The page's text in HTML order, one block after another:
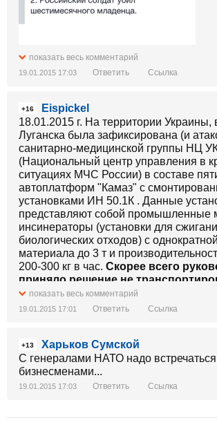
показать весь комментарий
19.01.2015 17:03 Ответить Ссылка
+16
Eispickel
18.01.2015 г. На территории Украины,
Луганска была зафиксирована (и
санитарно-медицинской группы НЦ
(Национальный центр управления в
ситуациях МЧС России) в составе
автоплатформ "Камаз" с
установками ИН 50.1К . Данные
представляют собой промышленные
инсинераторы (установки для
биологических отходов) с
материала до 3 т и
200-300 кг в час. Скорее всего
приняло решение не
погибших военнослужащих РФ на
России, а утилизировать останки
показать весь комментарий
19.01.2015 17:01 Ответить Ссылка
+13
Харьков Сумской
С генералами НАТО надо
бизнесменами...
19.01.2015 17:03 Ответить Ссылка